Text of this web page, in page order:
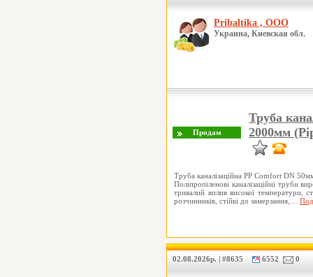
Pribaltika , ООО
Украина, Киевская обл.
Труба
2000мм
Труба каналізаційна PP Comfort DN
Поліпропіленові каналізаційні труби
тривалий вплив високої температури,
розчинників, стійкі до замерзання,…
02.08.2026р. | #8635 6552 0